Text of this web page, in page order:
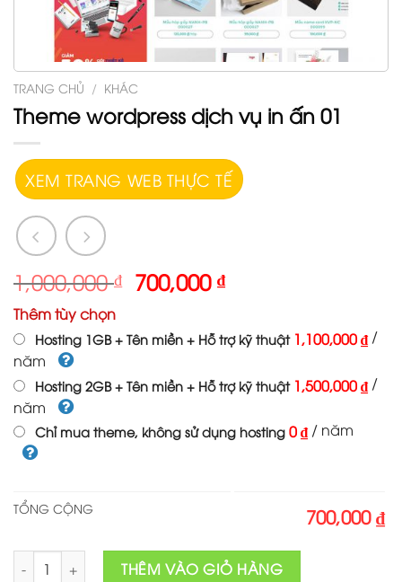
TRANG CHỦ / KHÁC
Theme wordpress dịch vụ in ấn 01
XEM TRANG WEB THỰC TẾ
1,000,000₫ 700,000₫
Thêm tùy chọn
Hosting 1GB + Tên miền + Hỗ trợ kỹ thuật 1,100,000 ₫ /
năm
Hosting 2GB + Tên miền + Hỗ trợ kỹ thuật 1,500,000 ₫ /
năm
Chỉ mua theme, không sử dụng hosting 0 ₫ / năm
TỔNG CỘNG 700,000 ₫
Theme wordpress dịch vụ in ấn 01 số lượng
THÊM VÀO GIỎ HÀNG